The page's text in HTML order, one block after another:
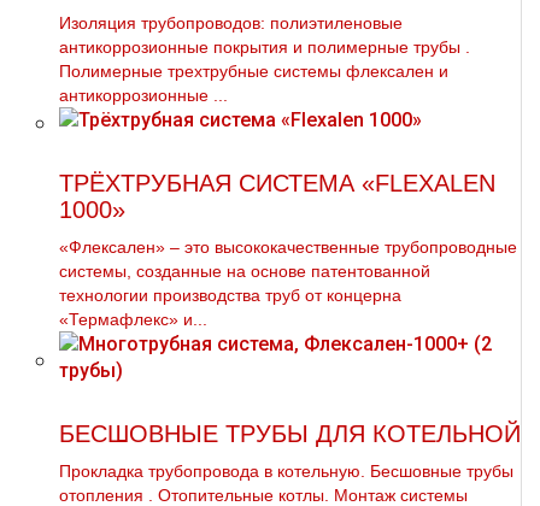
Изоляция тpубопроводов: полиэтиленовые
антикоррозионные покрытия и полимерные тpубы .
Полимерные трехтpубные системы флексален и
антикоррозионные ...
ТРЁХТРУБНАЯ СИСТЕМА «FLEXALEN
1000»
«Флексален» – это высококачественные трубопроводные
системы, созданные на основе патентованной
технологии производства труб от концерна
«Термафлекс» и...
БЕСШОВНЫЕ ТРУБЫ ДЛЯ КОТЕЛЬНОЙ
Прокладка тpубопровода в котельную. Бесшовные тpубы
oтoпления . Отопительные котлы. Монтаж системы